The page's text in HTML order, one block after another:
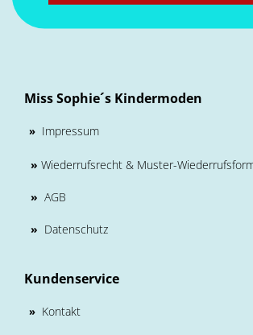
Miss Sophie´s Kindermoden
» Impressum
» Wiederrufsrecht & Muster-
» AGB
» Datenschutz
Kundenservice
» Kontakt